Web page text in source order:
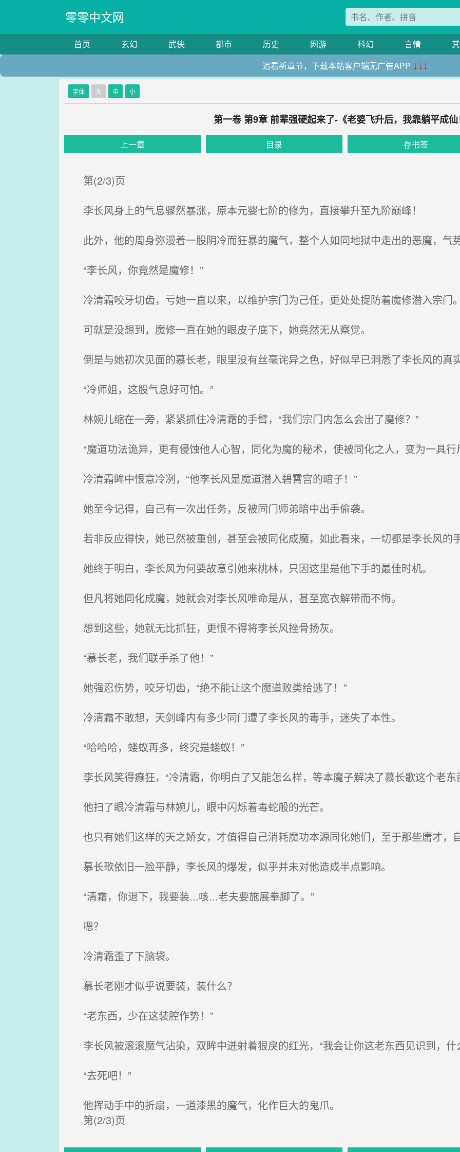
零零中文网
首页 玄幻 武侠 都市 历史 网游 科幻 言情
追看新章节，下载本站客户端无广告APP ↓↓↓
字体 大 中 小
第一卷 第9章 前辈强硬起来了-《老婆飞升后，我靠躺平成
上一章 目录 存书签
第(2/3)页
李长风身上的气息骤然暴涨，原本元婴七阶的修为，直接攀升至九阶巅峰！
此外，他的周身弥漫着一股阴冷而狂暴的魔气，整个人如同地狱中走出的恶魔，气
“李长风，你竟然是魔修！”
冷清霜咬牙切齿，亏她一直以来，以维护宗门为己任，更处处提防着魔修潜入宗门
可就是没想到，魔修一直在她的眼皮子底下，她竟然无从察觉。
倒是与她初次见面的慕长老，眼里没有丝毫诧异之色，好似早已洞悉了李长风的真
“冷师姐，这股气息好可怕。”
林婉儿缩在一旁，紧紧抓住冷清霜的手臂，“我们宗门内怎么会出了魔修？”
“魔道功法诡异，更有侵蚀他人心智，同化为魔的秘术，使被同化之人，变为一具行
冷清霜眸中恨意冷冽，“他李长风是魔道潜入碧霄宫的暗子！”
她至今记得，自己有一次出任务，反被同门师弟暗中出手偷袭。
若非反应得快，她已然被重创，甚至会被同化成魔，如此看来，一切都是李长风的
她终于明白，李长风为何要故意引她来桃林，只因这里是他下手的最佳时机。
但凡将她同化成魔，她就会对李长风唯命是从，甚至宽衣解带而不悔。
想到这些，她就无比抓狂，更恨不得将李长风挫骨扬灰。
“慕长老，我们联手杀了他！”
她强忍伤势，咬牙切齿，“绝不能让这个魔道败类给逃了！”
冷清霜不敢想，天剑峰内有多少同门遭了李长风的毒手，迷失了本性。
“哈哈哈，蝼蚁再多，终究是蝼蚁！”
李长风笑得癫狂，“冷清霜，你明白了又能怎么样，等本魔子解决了慕长歌这个老东
他扫了眼冷清霜与林婉儿，眼中闪烁着毒蛇般的光芒。
也只有她们这样的天之娇女，才值得自己消耗魔功本源同化她们，至于那些庸才，
慕长歌依旧一脸平静，李长风的爆发，似乎并未对他造成半点影响。
“清霜，你退下，我要装...咳...老夫要施展拳脚了。”
嗯？
冷清霜歪了下脑袋。
慕长老刚才似乎说要装，装什么？
“老东西，少在这装腔作势！”
李长风被滚滚魔气沾染，双眸中迸射着狠戾的红光，“我会让你这老东西见识到，什
“去死吧！”
他挥动手中的折扇，一道漆黑的魔气，化作巨大的鬼爪。
第(2/3)页